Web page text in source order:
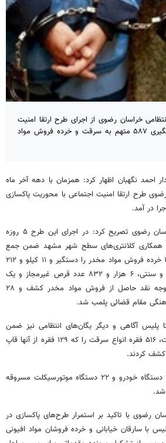
خراسان رضوی از اجرای طرح ارتقا امنیت
اجتماعی در مشهد و دستگیری ۵۸۷ متهم به سرقت و خرده فروش مواد
احمد نگهبان اظهار کرد: همزمان با دهه آخر ماه
طرح ارتقا امنیت اجتماعی با محوریت پاکسازی
در آمد.
جانشین فرمانده انتظامی خراسان رضوی تصریح کرد: در اجرای این طرح ۵ روزه
همکاری کلانتری‌های سطح شهر مشهد ضمن جمع
۵۲۳ معتاد متجاهر، ۱۴۴ خرده فروش مواد مخدر را دستگیر و ۱۱ کیلو و ۲۱۲
گرم انواع مواد مخدر صنعتی و سنتی، ۶ هزار و ۸۳۲ عدد قرص غیرمجاز و یک
میلیارد و ۵۶۰ میلیون ریال وجه نقد حاصل از فروش مواد مخدر کشف و ۲۸
مقام قضائی پلمب شد.
پلیس آگاهی و دیگر یگان‌های انتظامی نیز ضمن
قاپ
کردند.
نگهبان افزود: در این راستا ۹۱ دستگاه خودرو و ۲۲ دستگاه موتورسیکلت مسروقه
شد.
رضوی با تاکید بر استمرار طرح‌های پاکسازی در
با سارقان خیابانی و خرده فروشان مواد افیونی